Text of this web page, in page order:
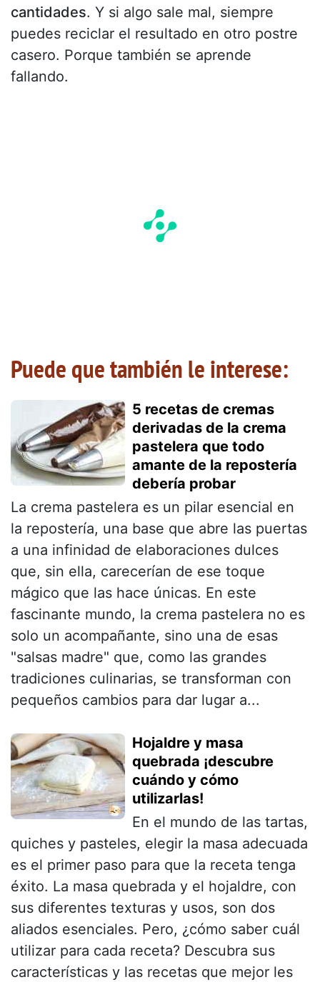
cantidades. Y si algo sale mal, siempre
puedes reciclar el resultado en otro postre
casero. Porque también se aprende
fallando.
Puede que también le interese:
5 recetas de cremas
derivadas de la crema
pastelera que todo
amante de la repostería
debería probar
La crema pastelera es un pilar esencial en
la repostería, una base que abre las puertas
a una infinidad de elaboraciones dulces
que, sin ella, carecerían de ese toque
mágico que las hace únicas. En este
fascinante mundo, la crema pastelera no es
solo un acompañante, sino una de esas
"salsas madre" que, como las grandes
tradiciones culinarias, se transforman con
pequeños cambios para dar lugar a...
Hojaldre y masa
quebrada ¡descubre
cuándo y cómo
utilizarlas!
En el mundo de las tartas,
quiches y pasteles, elegir la masa adecuada
es el primer paso para que la receta tenga
éxito. La masa quebrada y el hojaldre, con
sus diferentes texturas y usos, son dos
aliados esenciales. Pero, ¿cómo saber cuál
utilizar para cada receta? Descubra sus
características y las recetas que mejor les